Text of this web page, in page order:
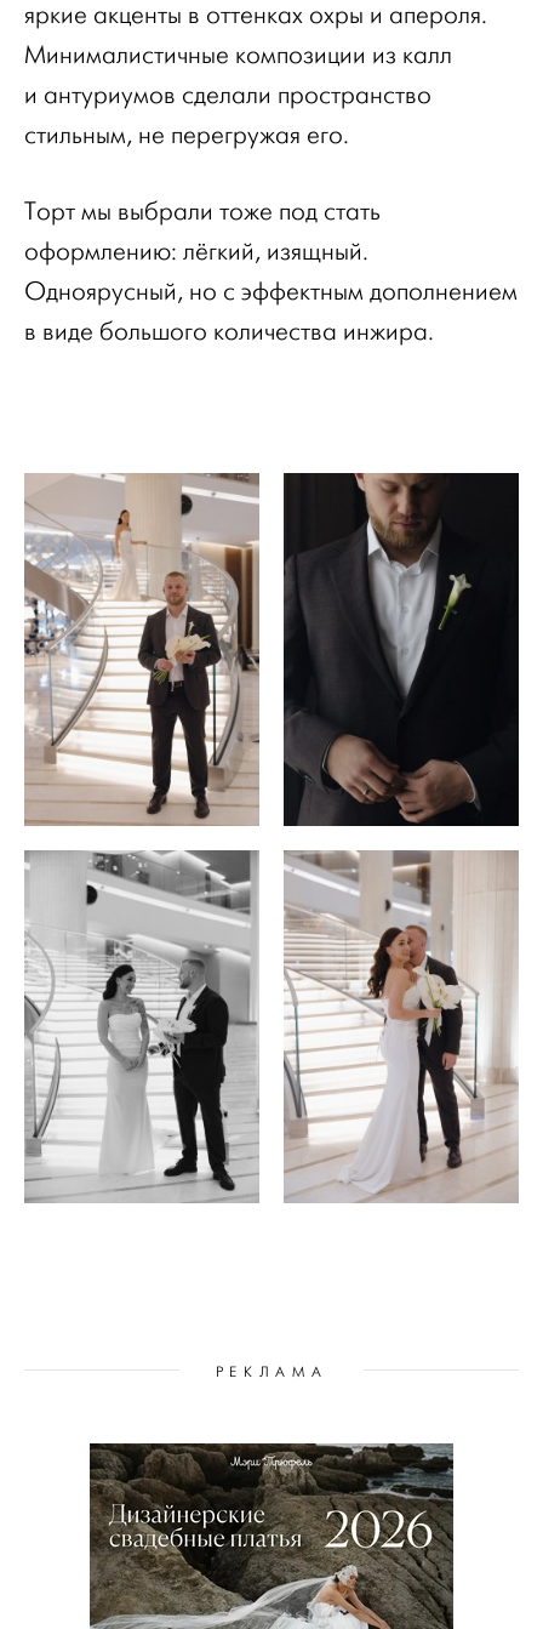
яркие акценты в оттенках охры и апероля.
Минималистичные композиции из калл
и антуриумов сделали пространство
стильным, не перегружая его.
Торт мы выбрали тоже под стать
оформлению: лёгкий, изящный.
Одноярусный, но с эффектным дополнением
в виде большого количества инжира.
РЕКЛАМА